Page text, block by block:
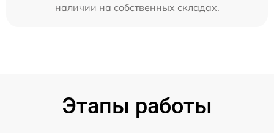
наличии на собственных складах.
Этапы работы